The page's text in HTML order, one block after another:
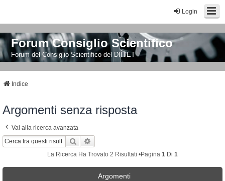
Login
Forum Consiglio Scientifico
Forum del Consiglio Scientifico del DIITET
Indice
Argomenti senza risposta
Vai alla ricerca avanzata
Cerca
La Ricerca Ha Trovato 2 Risultati •Pagina 1 Di 1
Argomenti